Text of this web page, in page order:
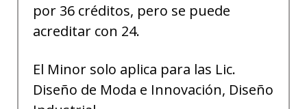
por 36 créditos, pero se puede
acreditar con 24.
El Minor solo aplica para las Lic.
Diseño de Moda e Innovación, Diseño